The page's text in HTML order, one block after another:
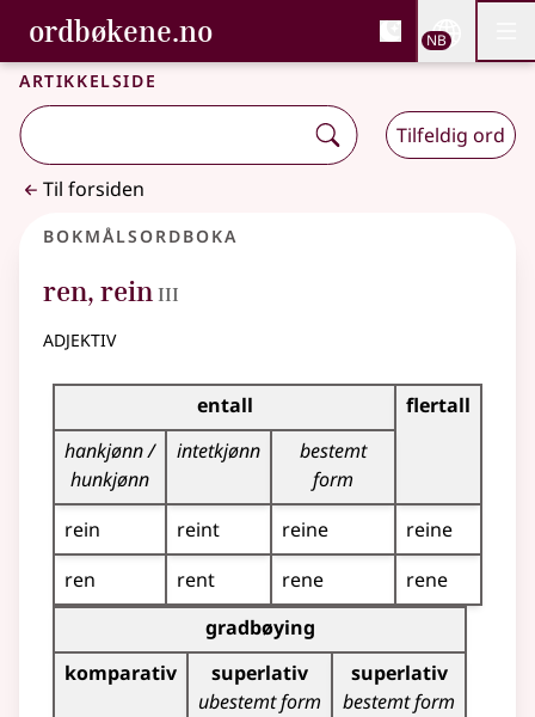
Gå til hovedinnhold
Tilgjengelighet
ordbøkene.no, Bokmålsordboka og
Bokmålsordboka og Nynorskordboka
NB
Artikkelside
Tilfeldig ord
Til forsiden
Bokmålsordboka
ren, rein 3
III
adjektiv
Bøyingstabell for dette adjektivet
entall
flertall
hankjønn /
hunkjønn
intetkjønn
bestemt
form
rein
reint reine
reine
ren
rent rene
rene
Bøyingstabell for dette adjektivet (gradbøying)
gradbøying
komparativ
superlativ
ubestemt form
superlativ
bestemt form